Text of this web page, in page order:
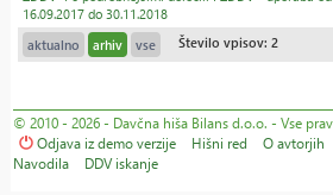
16.09.2017 do 30.11.2018
aktualno arhiv vse Število vpisov: 2
© 2010 - 2026 - Davčna hiša Bilans d.o.o. - Vse
Odjava iz demo verzije
Hišni red O avtorjih
Navodila
DDV iskanje